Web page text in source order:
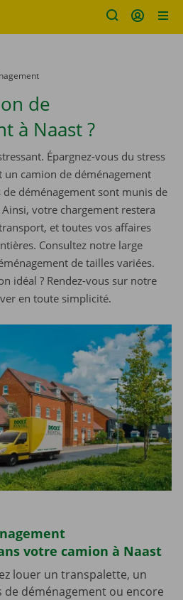
de
à Naast ?
Épargnez-vous du stress
camion de déménagement
de déménagement sont munis de
votre chargement restera
et toutes vos affaires
Consultez notre large
de tailles variées.
idéal ? Rendez-vous sur notre
en toute simplicité.
votre camion à Naast
louer un transpalette, un
déménagement ou encore